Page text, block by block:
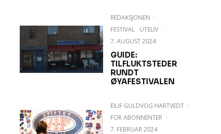
REDAKSJONEN ·
FESTIVAL
UTELIV ·
7. AUGUST 2024
GUIDE:
TILFLUKTSTEDER
RUNDT
ØYAFESTIVALEN
EILIF GULDVOG HARTVEDT ·
FOR ABONNENTER ·
7. FEBRUAR 2024